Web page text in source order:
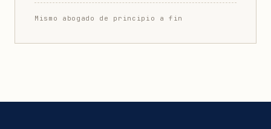
Mismo abogado de principio a fin